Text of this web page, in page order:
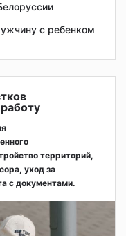
с ребенком
территорий,
уход за
с документами.